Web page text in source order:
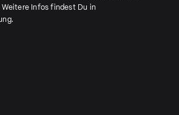
Infos findest Du in
.